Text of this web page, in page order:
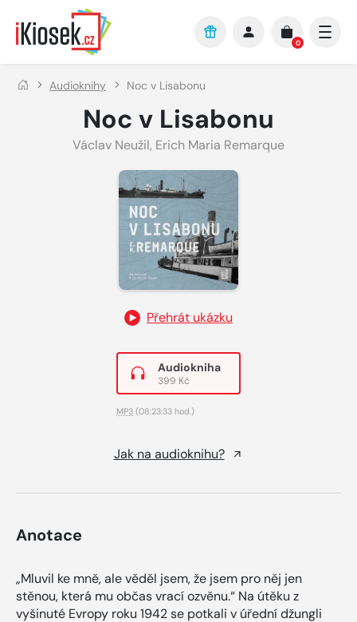
Přejít na hlavní obsah
0
Audioknihy Noc v Lisabonu
Noc v Lisabonu
Václav Neužil, Erich Maria Remarque
Přehrát ukázku
Audiokniha
399 Kč
MP3 (08:23:33 hod.)
Jak na audioknihu?
Anotace
„Mluvil ke mně, ale věděl jsem, že jsem pro něj jen
stěnou, která mu občas vrací ozvěnu.“ Na útěku z
vyšinuté Evropy roku 1942 se potkali v úřední džungli